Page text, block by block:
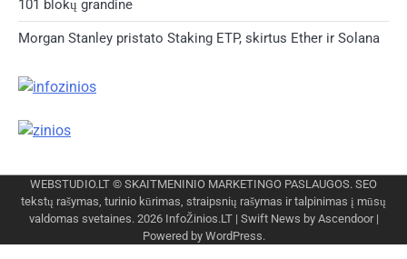
101 blokų grandine
Morgan Stanley pristato Staking ETP, skirtus Ether ir Solana
WEBSTUDIO.LT © SKAITMENINIO MARKETINGO PASLAUGOS. SEO
tekstų rašymas, turinio kūrimas, straipsnių rašymas ir talpinimas į mūsų
valdomas svetaines. 2026 InfoŽinios.LT| Swift News by Ascendoor|
Powered by WordPress.